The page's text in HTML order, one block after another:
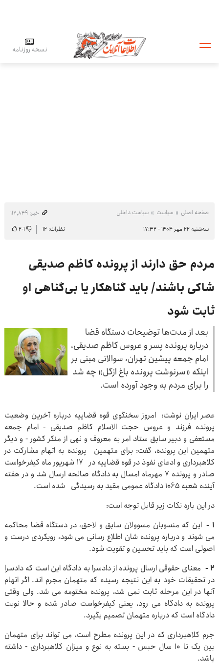
نسخه روزنامه
صفحه اصلی سیاست سیاست داخلی
خبر: ۱۱۷٬۸۴۹
سه‌شنبه ۲۲ مهر ۱۴۰۴ - ۱۷:۳۲
نظرات: ۱۲ ۱-۲
مردم حق دارند از پرونده کاظم صدیقی
شاکی باشند/ باید گناهکار یا بی‌گناهی او
ثابت شود
بعد از مدت‌ها توضیحات دستگاه قضا
درباره پرونده پسر و عروس کاظم صدیقی،
امام جمعه پیشین تهران، سوالاتی مبنی بر
اینکه «سرنوشت پرونده باغ ازگل» چه شد
را برای مردم به وجود آورده است.
عصر ایران نوشت: امروز سخنگوی قوه قضاییه درباره آخرین وضعیت
پرونده فرزند و عروس حجت الاسلام کاظم صدیقی - امام جمعه
مستعفی و دبیر سابق ستاد امر به معروف و نهی از منکر کشور - و دیگر
متهمین این پرونده، گفت: برای متهمین پرونده به اتهام مشارکت در
کلاهبرداری و ادعای نفوذ در قوه قضاییه در ۱۷ شهریور ماه کیفرخواست
صادر و پرونده ۷ مهرماه امسال به دادگاه صالحه ارسال شد و در هفته
آینده شعبه ۱۰۶۵ دادگاه عمومی مقید به رسیدگی شده است.
در این باره نکات زیر قابل توجه است:
۱ - این که منسوبان مسوولان سابق و لاحق، در دستگاه قضا محاکمه
می شوند و درباره پرونده شان اطلاع رسانی می شود، رویکردی درست و
اصولی است که باید تحسین و تقویت شود.
۲ -
معنای حقوقی ارسال پرونده از دادسرا به دادگاه این است که دادسرا
در تحقیقات خود به این نتیجه رسیده که متهمان مجرم اند. اگر اتهام
آنها در این مرحله ثابت نمی شد، پرونده مختومه می شد. ولی وقتی
پرونده به دادگاه می رود، یعنی کیفرخواست صادر شده و حالا نوبت
دادگاه است که درباره متهمان تصمیم بگیرد.
جرم کلاهبرداری که در این پرونده مطرح است، می تواند برای متهمان
بین یک تا ۱۰ سال حبس - بسته به نوع و میزان کلاهبرداری - داشته
باشد.